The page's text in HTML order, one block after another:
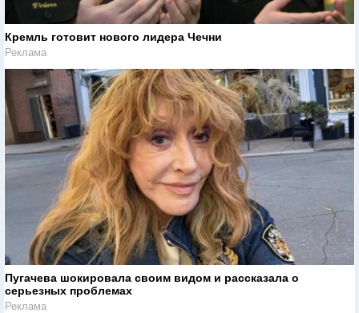
Кремль готовит нового лидера Чечни
Реклама
Пугачева шокировала своим видом и рассказала о
серьезных проблемах
Реклама